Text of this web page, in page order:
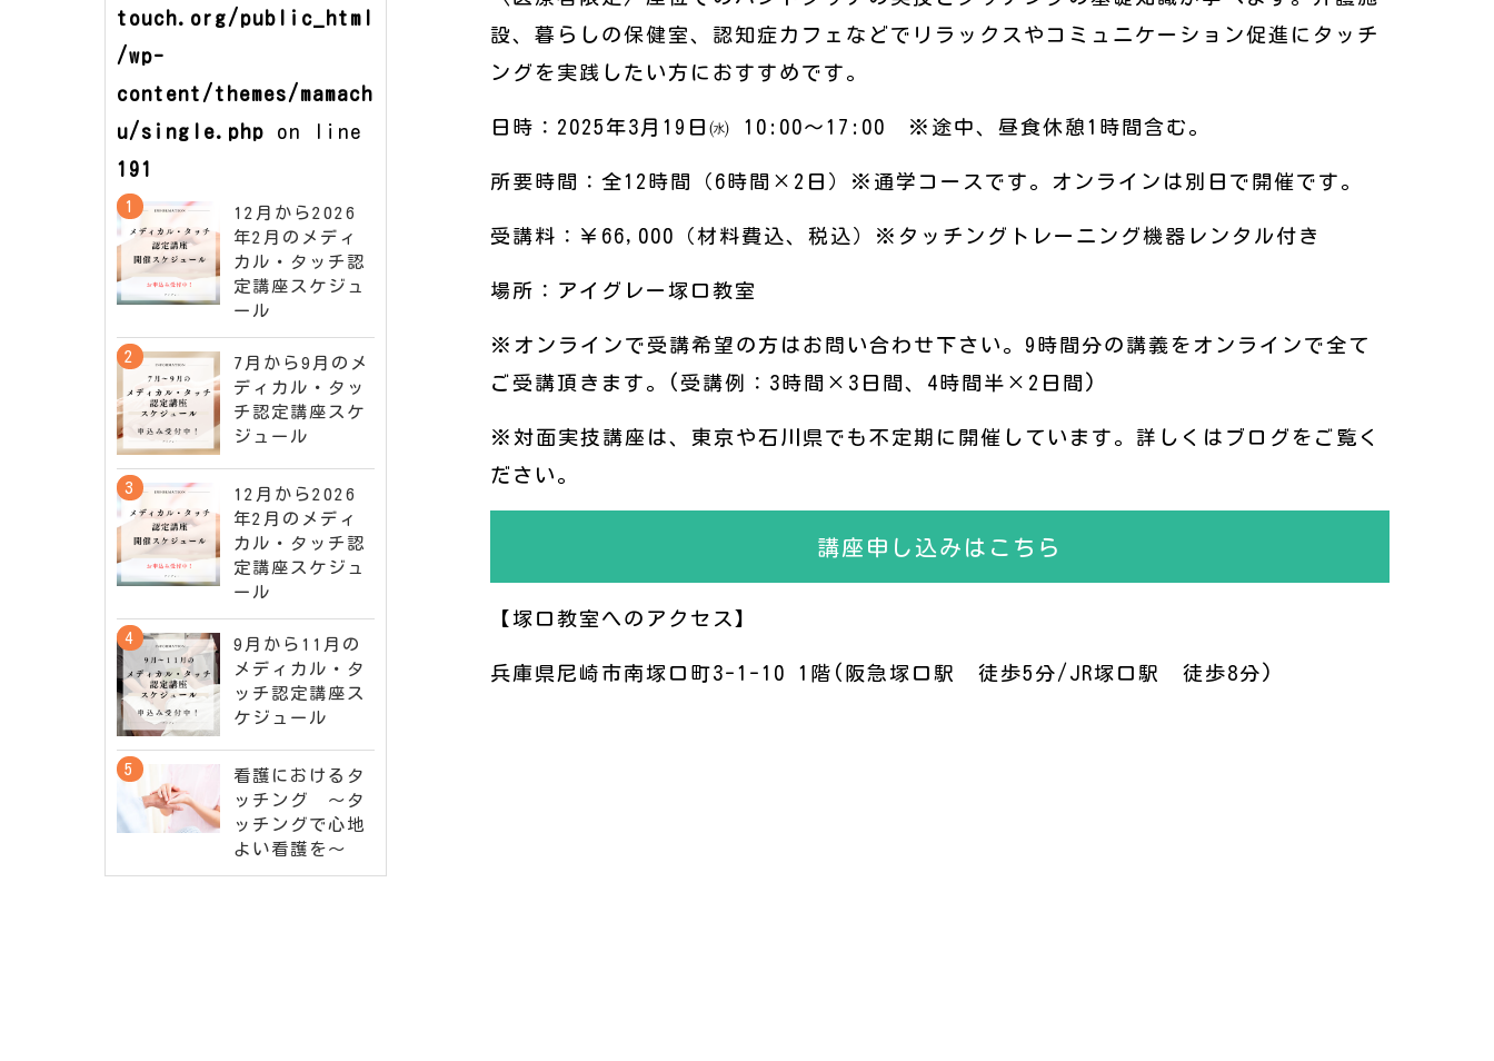
設、暮らしの保健室、認知症カフェなどでリラックスやコミュニケーション促進にタッチ
ングを実践したい方におすすめです。
日時：2025年3月19日㈬ 10:00～17:00 ※途中、昼食休憩1時間含む。
所要時間：全12時間（6時間×2日）※通学コースです。オンラインは別日で開催です。
受講料：￥66,000（材料費込、税込）※タッチングトレーニング機器レンタル付き
場所：アイグレー塚口教室
※オンラインで受講希望の方はお問い合わせ下さい。9時間分の講義をオンラインで全て
ご受講頂きます。(受講例：3時間×3日間、4時間半×2日間)
※対面実技講座は、東京や石川県でも不定期に開催しています。詳しくはブログをご覧く
ださい。
講座申し込みはこちら
【塚口教室へのアクセス】
兵庫県尼崎市南塚口町3-1-10 1階(阪急塚口駅 徒歩5分/JR塚口駅 徒歩8分)
touch.org/public_html
/wp-
content/themes/mamach
u/single.php on line
191
12月から2026
年2月のメディ
カル・タッチ認
定講座スケジュ
ール
7月から9月のメ
ディカル・タッ
チ認定講座スケ
ジュール
12月から2026
年2月のメディ
カル・タッチ認
定講座スケジュ
ール
9月から11月の
メディカル・タ
ッチ認定講座ス
ケジュール
看護におけるタ
ッチング ～タ
ッチングで心地
よい看護を～